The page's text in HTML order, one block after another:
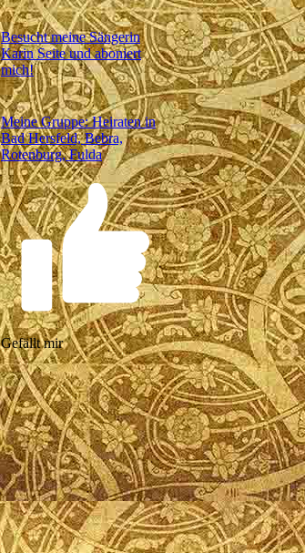
Besucht meine Sängerin
Karin Seite und aboniert
mich!
Meine Gruppe: Heiraten in
Bad Hersfeld, Bebra,
Rotenburg, Fulda
Gefällt mir